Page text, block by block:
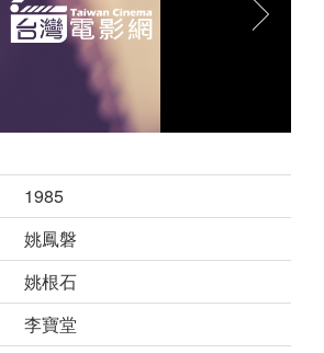
1985
姚鳳磐
姚根石
李寶堂